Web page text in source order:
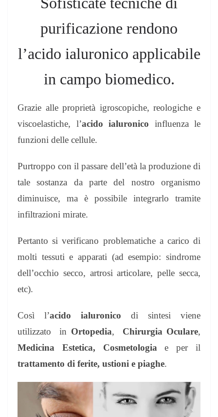
purificazione rendono
l’acido ialuronico applicabile
in campo biomedico.
Grazie alle proprietà igroscopiche, reologiche e
viscoelastiche, l’acido ialuronico influenza le
funzioni delle cellule.
Purtroppo con il passare dell’età la produzione di
tale sostanza da parte del nostro organismo
diminuisce, ma è possibile integrarlo tramite
infiltrazioni mirate.
Pertanto si verificano problematiche a carico di
molti tessuti e apparati (ad esempio: sindrome
dell’occhio secco, artrosi articolare, pelle secca,
etc).
Così l’acido ialuronico di sintesi viene
utilizzato in Ortopedia, Chirurgia Oculare,
Medicina Estetica, Cosmetologia e per il
trattamento di ferite, ustioni e piaghe.